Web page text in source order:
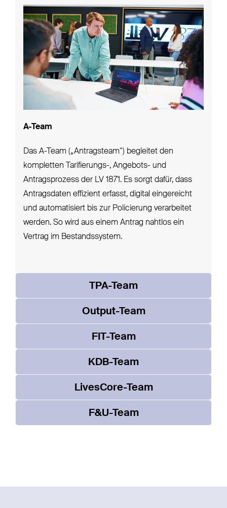
A-Team
Das A-Team („Antragsteam“) begleitet den
kompletten Tarifierungs-, Angebots- und
Antragsprozess der LV 1871. Es sorgt dafür, dass
Antragsdaten effizient erfasst, digital eingereicht
und automatisiert bis zur Policierung verarbeitet
werden. So wird aus einem Antrag nahtlos ein
Vertrag im Bestandssystem.
TPA-Team
Output-Team
FIT-Team
KDB-Team
LivesCore-Team
F&U-Team